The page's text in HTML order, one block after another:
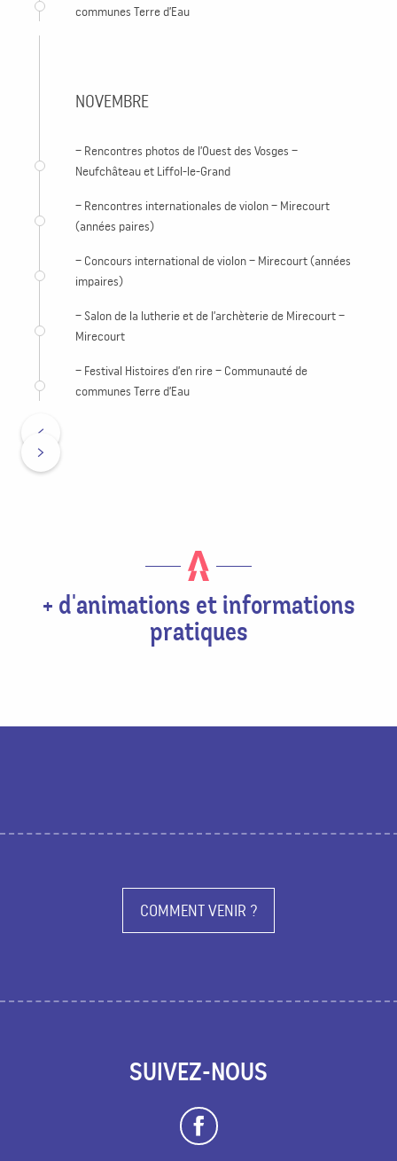
communes Terre d’Eau
NOVEMBRE
– Rencontres photos de l’Ouest des Vosges –
Neufchâteau et Liffol-le-Grand
– Rencontres internationales de violon – Mirecourt
(années paires)
– Concours international de violon – Mirecourt (années
impaires)
– Salon de la lutherie et de l’archèterie de Mirecourt –
Mirecourt
– Festival Histoires d’en rire – Communauté de
communes Terre d’Eau
+ d'animations et informations
pratiques
COMMENT VENIR ?
SUIVEZ-NOUS